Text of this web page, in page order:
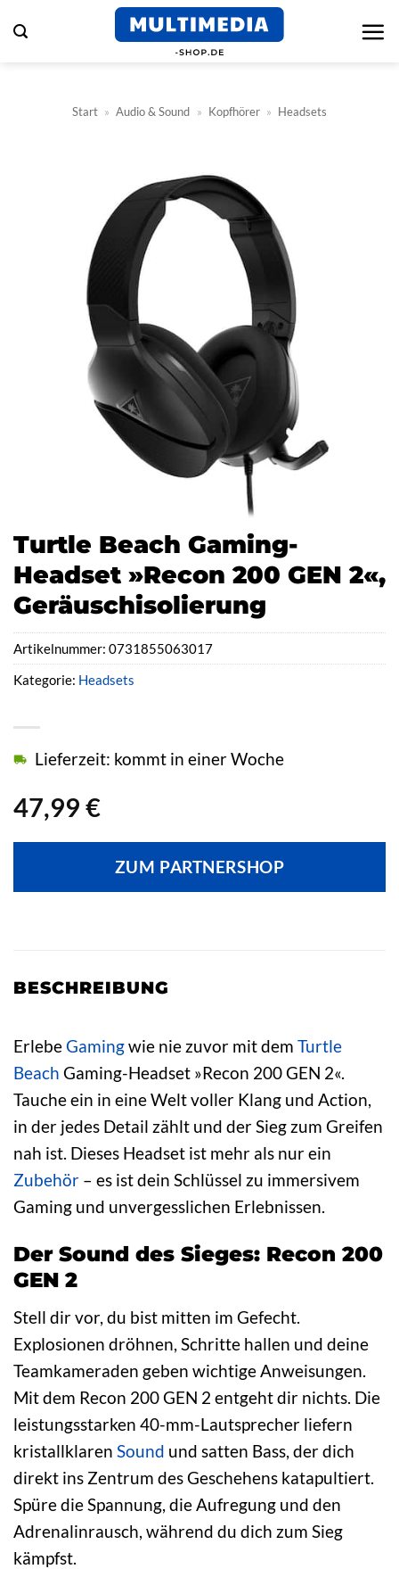
Inhalt
Start » Audio & Sound » Kopfhörer » Headsets
Turtle Beach Gaming-
Headset »Recon 200 GEN 2«,
Geräuschisolierung
47,99 €
Lieferzeit: kommt in einer Woche
ZUM PARTNERSHOP
Artikelnummer: 0731855063017
Kategorie: Headsets
BESCHREIBUNG
ErlebeGamingwie nie zuvor mit dem Turtle
Beach Gaming-Headset »Recon 200 GEN 2«.
Tauche ein in eine Welt voller Klang und Action,
in der jedes Detail zählt und der Sieg zum Greifen
nah ist. Dieses Headset ist mehr als nur ein
Zubehör – es ist dein Schlüssel zu immersivem
Gaming und unvergesslichen Erlebnissen.
Der Sound des Sieges: Recon 200
GEN 2
Stell dir vor, du bist mitten im Gefecht.
Explosionen dröhnen, Schritte hallen und deine
Teamkameraden geben wichtige Anweisungen.
Mit dem Recon 200 GEN 2 entgeht dir nichts. Die
leistungsstarken 40-mm-Lautsprecher liefern
kristallklaren Sound und satten Bass, der dich
direkt ins Zentrum des Geschehens katapultiert.
Spüre die Spannung, die Aufregung und den
Adrenalinrausch, während du dich zum Sieg
kämpfst.